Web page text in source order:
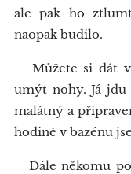
ale pak ho
naopak budilo.
Můžete si dát
umýt nohy. Já
malátný a
hodině v bazénu
Dále někomu